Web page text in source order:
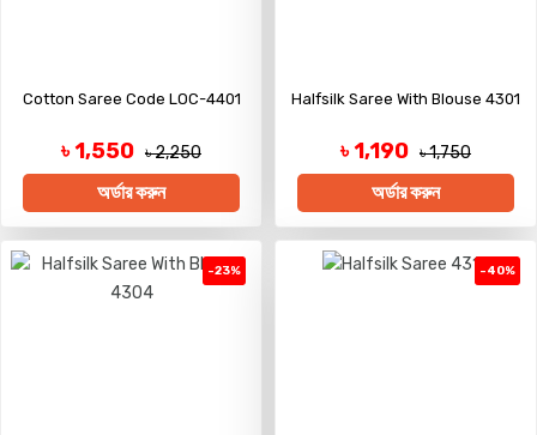
Cotton Saree Code LOC-4401
৳ 1,550 ৳ 2,250
অর্ডার করুন
Halfsilk Saree With Blouse 4301
৳ 1,190 ৳ 1,750
অর্ডার করুন
-23% -40%